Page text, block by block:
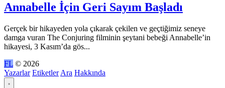
Annabelle İçin Geri Sayım Başladı
Gerçek bir hikayeden yola çıkarak çekilen ve geçtiğimiz seneye
damga vuran The Conjuring filminin şeytani bebeği Annabelle’in
hikayesi, 3 Kasım’da gös...
FL © 2026
Yazarlar Etiketler Ara Hakkında